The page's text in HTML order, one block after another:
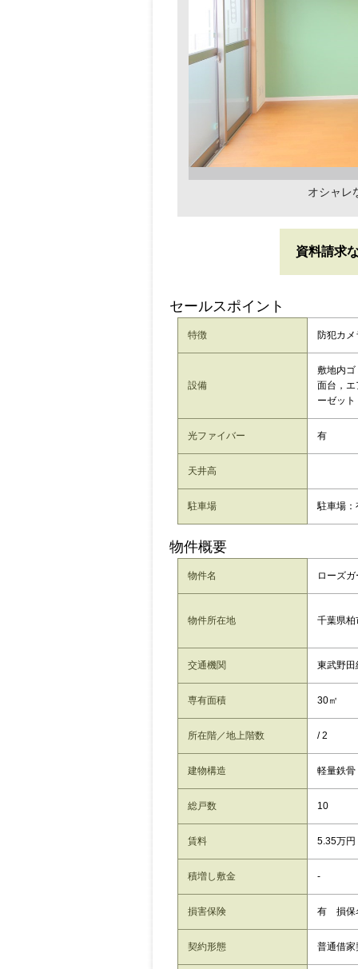
オシャレ
資料請求
セールスポイント
特徴 防犯カ
設備
敷地内ゴ
面台，エ
ーゼッ
光ファイバー 有
天井高
駐車場 駐車場
物件概要
物件名 ローズ
物件所在地 千葉県
交通機関 東武野
専有面積 30㎡
所在階／地上階数 / 2
建物構造 軽量鉄骨
総戸数 10
賃料 5.35万円
積増し敷金 -
損害保険 有 損保
契約形態 普通借家